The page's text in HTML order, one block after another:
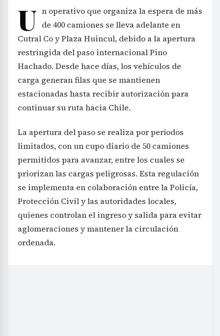
U n operativo que organiza la espera de más
de 400 camiones se lleva adelante en
Cutral Co y Plaza Huincul, debido a la apertura
restringida del paso internacional Pino
Hachado. Desde hace días, los vehículos de
carga generan filas que se mantienen
estacionadas hasta recibir autorización para
continuar su ruta hacia Chile.
La apertura del paso se realiza por períodos
limitados, con un cupo diario de 50 camiones
permitidos para avanzar, entre los cuales se
priorizan las cargas peligrosas. Esta regulación
se implementa en colaboración entre la Policía,
Protección Civil y las autoridades locales,
quienes controlan el ingreso y salida para evitar
aglomeraciones y mantener la circulación
ordenada.